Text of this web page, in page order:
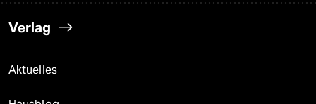
Verlag
Aktuelles